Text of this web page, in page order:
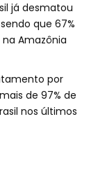
já desmatou
que 67%
Amazônia
por
de 97% de
nos últimos